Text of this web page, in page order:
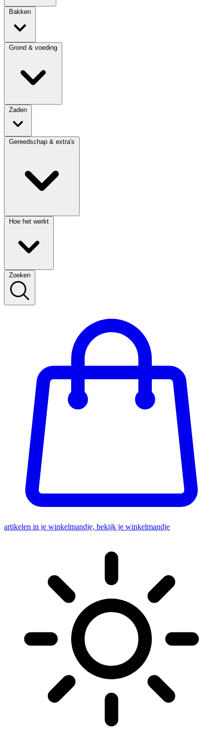
Bakken
Grond & voeding
Zaden
Gereedschap & extra's
Hoe het werkt
Zoeken
artikelen in je winkelmandje, bekijk je winkelmandje